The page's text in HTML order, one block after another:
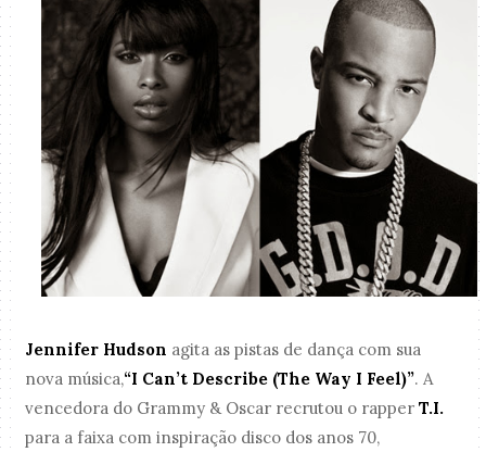
Jennifer Hudson agita as pistas de dança com sua
nova música,“I Can’t Describe (The Way I Feel)”. A
vencedora do Grammy & Oscar recrutou o rapperT.I.
para a faixa com inspiração disco dos anos 70,